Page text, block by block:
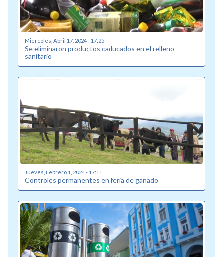
Miércoles, Abril 17, 2024 - 17:25
Se eliminaron productos caducados en el relleno
sanitario
Jueves, Febrero 1, 2024 - 17:11
Controles permanentes en feria de ganado